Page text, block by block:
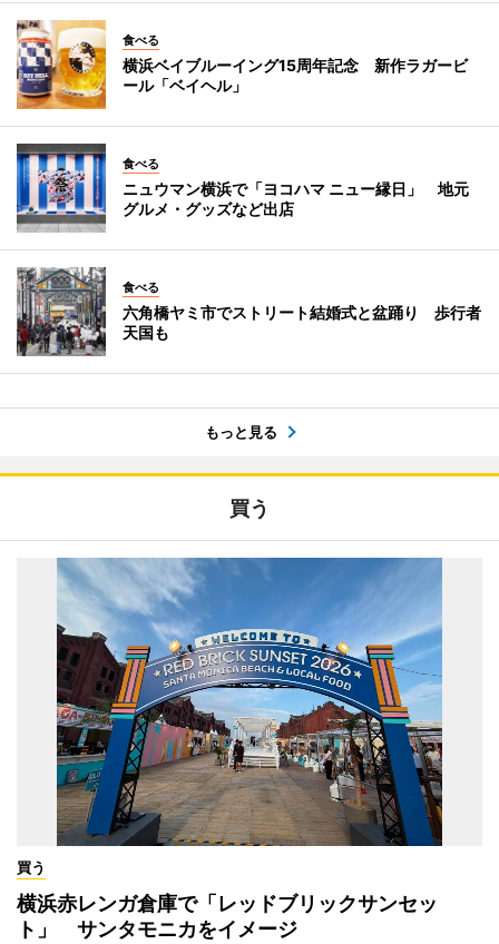
食べる
横浜ベイブルーイング15周年記念 新作ラガービ
ール「ベイヘル」
食べる
ニュウマン横浜で「ヨコハマ ニュー縁日」 地元
グルメ・グッズなど出店
食べる
六角橋ヤミ市でストリート結婚式と盆踊り 歩行者
天国も
もっと見る
買う
買う
横浜赤レンガ倉庫で「レッドブリックサンセッ
ト」 サンタモニカをイメージ